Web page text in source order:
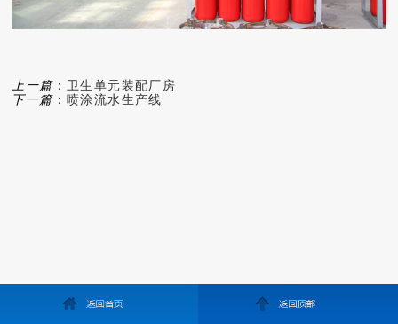
上一篇：卫生单元装配厂房
下一篇：喷涂流水生产线